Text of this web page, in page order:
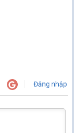
Đăng nhập